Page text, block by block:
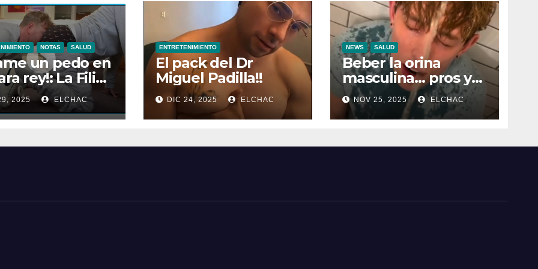
NOTAS SALUD
un pedo en
rey!: La Filia
Flatulencias”
2025 ELCHAC
ENTRETENIMIENTO
El pack del Dr
Miguel Padilla!!
DIC 24, 2025 ELCHAC
NEWS SALUD
Beber la orina
masculina… pros y
contras
NOV 25, 2025 ELCHAC